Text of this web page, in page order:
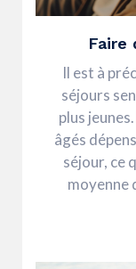
Faire
Il est à
séjours
plus
âgés
séjour, ce
moyenne